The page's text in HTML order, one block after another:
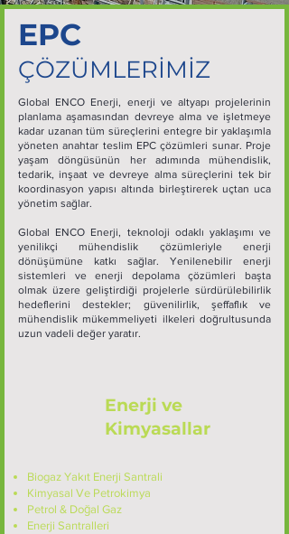
EPC
ÇÖZÜMLERİMİZ
Global ENCO Enerji, enerji ve altyapı projelerinin
planlama aşamasından devreye alma ve işletmeye
kadar uzanan tüm süreçlerini entegre bir yaklaşımla
yöneten anahtar teslim EPC çözümleri sunar. Proje
yaşam döngüsünün her adımında mühendislik,
tedarik, inşaat ve devreye alma süreçlerini tek bir
koordinasyon yapısı altında birleştirerek uçtan uca
yönetim sağlar.
Global ENCO Enerji, teknoloji odaklı yaklaşımı ve
yenilikçi mühendislik çözümleriyle enerji
dönüşümüne katkı sağlar. Yenilenebilir enerji
sistemleri ve enerji depolama çözümleri başta
olmak üzere geliştirdiği projelerle sürdürülebilirlik
hedeflerini destekler; güvenilirlik, şeffaflık ve
mühendislik mükemmeliyeti ilkeleri doğrultusunda
uzun vadeli değer yaratır.
Enerji ve
Kimyasallar
Biogaz Yakıt Enerji Santrali
Kimyasal Ve Petrokimya
Petrol & Doğal Gaz
Enerji Santralleri